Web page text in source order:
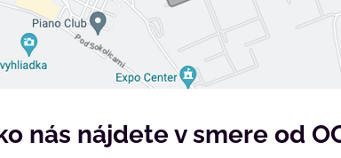
nás nájdete v smere od